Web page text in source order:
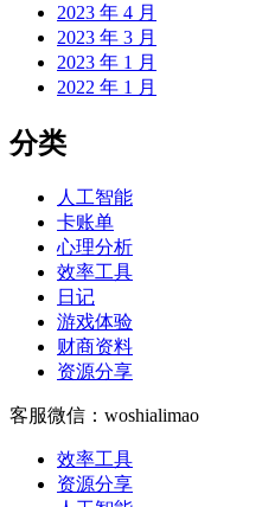
2023 年 4 月
2023 年 3 月
2023 年 1 月
2022 年 1 月
分类
人工智能
卡账单
心理分析
效率工具
日记
游戏体验
财商资料
资源分享
客服微信：woshialimao
效率工具
资源分享